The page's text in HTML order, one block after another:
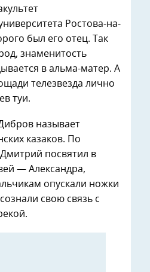
Ростова-на-
был его отец. Так
знаменитость
в альма-матер. А
телезвезда лично
туи.
называет
казаков. По
посвятил в
— Александра,
опускали ножки
свою связь с